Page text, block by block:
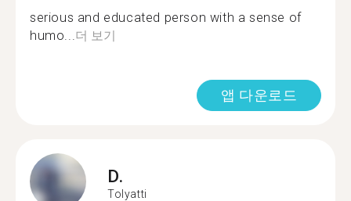
serious and educated person with a sense of
humo...더 보기
앱 다운로드
D.
Tolyatti